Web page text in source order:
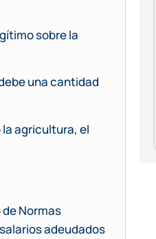
sobre la
una cantidad
agricultura, el
Normas
adeudados